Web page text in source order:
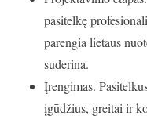
pasitelkę
parengia lietaus
suderina.
Įrengimas.
įgūdžius, greitai ir